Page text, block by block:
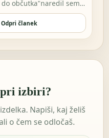
občutka"naredil sem
Odpri članek
pri izbiri?
Napiši, kaj želiš
o čem se odločaš.